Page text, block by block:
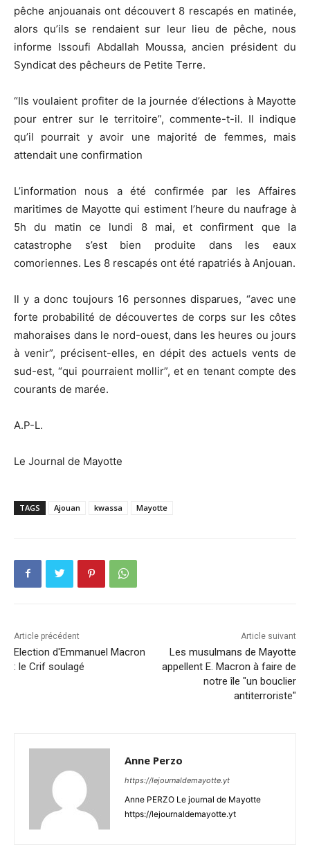
pêche anjouanais ont découvert 8 rescapés en matinée,
alors qu’ils se rendaient sur leur lieu de pêche, nous
informe Issoufi Abdallah Moussa, ancien président du
Syndicat des pêcheurs de Petite Terre.
“Ils voulaient profiter de la journée d’élections à Mayotte
pour entrer sur le territoire”, commente-t-il. Il indique
qu’il pourrait y avoir une majorité de femmes, mais
attendait une confirmation
L’information nous a été confirmée par les Affaires
maritimes de Mayotte qui estiment l’heure du naufrage à
5h du matin ce lundi 8 mai, et confirment que la
catastrophe s’est bien produite dans les eaux
comoriennes. Les 8 rescapés ont été rapatriés à Anjouan.
Il y a donc toujours 16 personnes disparues, “avec une
forte probabilité de découvertes de corps sur les côtes
mahoraises dans le nord-ouest, dans les heures ou jours
à venir”, précisent-elles, en dépit des actuels vents de
sud-est, “qui pourraient mollir”, et en tenant compte des
courants de marée.
A.P-L.
Le Journal de Mayotte
TAGS Ajouan kwassa Mayotte
Article précédent
Election d'Emmanuel Macron
: le Crif soulagé
Article suivant
Les musulmans de Mayotte
appellent E. Macron à faire de
notre île "un bouclier
antiterroriste"
Anne Perzo
https://lejournaldemayotte.yt
Anne PERZO Le journal de Mayotte
https://lejournaldemayotte.yt